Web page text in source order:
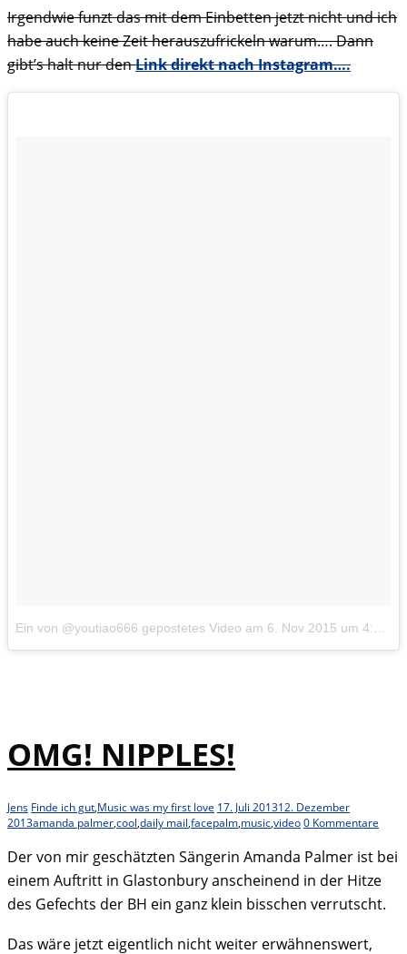
Irgendwie funzt das mit dem Einbetten jetzt nicht und ich
habe auch keine Zeit herauszufrickeln warum…. Dann
gibt’s halt nur denLink direkt nach Instagram….
Ein von @youtiao666 gepostetes Video am 6. Nov 2015 um 4:36 Uhr
OMG! NIPPLES!
Jens Finde ich gut,Music was my first love 17. Juli 201312. Dezember
2013amanda palmer,cool,daily mail,facepalm,music,video0 Kommentare
Der von mir geschätzten Sängerin Amanda Palmer ist bei
einem Auftritt in Glastonbury anscheinend in der Hitze
des Gefechts der BH ein ganz klein bisschen verrutscht.
Das wäre jetzt eigentlich nicht weiter erwähnenswert,